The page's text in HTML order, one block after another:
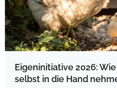
Eigeninitiative 2026:
selbst in die Hand